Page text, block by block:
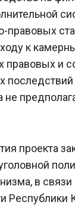
к
правовых и
не
проекта
в
Республики